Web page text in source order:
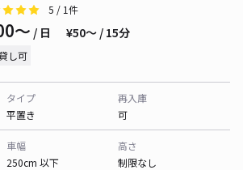
5 / 1件
〜 / 日 ¥50〜 / 15分
し可
タイプ
平置き
再入庫
可
車幅
250cm 以下
高さ
制限なし